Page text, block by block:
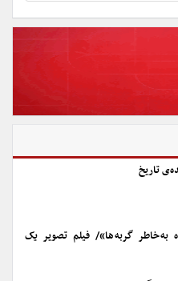
تاریخ
به خاطر گربه ها»/ فیلم تصویر یک